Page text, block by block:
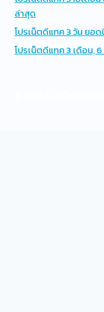
ล่าสุด
โปรเน็ตดีแทค 3 วัน ยอ
โปรเน็ตดีแทค 3 เดือน,